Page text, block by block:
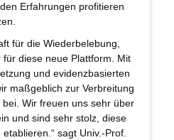
Erfahrungen profitieren
für die Wiederbelebung,
diese neue Plattform. Mit
und evidenzbasierten
maßgeblich zur Verbreitung
Wir freuen uns sehr über
und sind sehr stolz, diese
sagt Univ.-Prof.